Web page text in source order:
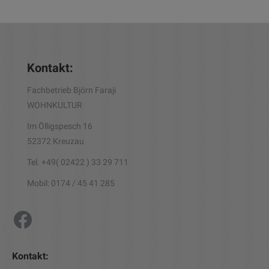
Kontakt:
Fachbetrieb Björn Faraji
WOHNKULTUR
Im Ölligspesch 16
52372 Kreuzau
Tel. +49( 02422 ) 33 29 711
Mobil: 0174 / 45 41 285
Wohnkultur Björn Faraji
Kontakt: